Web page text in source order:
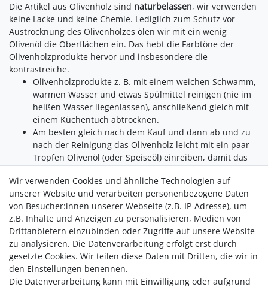
Die Artikel aus Olivenholz sind naturbelassen, wir verwenden
keine Lacke und keine Chemie. Lediglich zum Schutz vor
Austrocknung des Olivenholzes ölen wir mit ein wenig
Olivenöl die Oberflächen ein. Das hebt die Farbtöne der
Olivenholzprodukte hervor und insbesondere die
kontrastreiche.
Olivenholzprodukte z. B. mit einem weichen Schwamm,
warmen Wasser und etwas Spülmittel reinigen (nie im
heißen Wasser liegenlassen), anschließend gleich mit
einem Küchentuch abtrocknen.
Am besten gleich nach dem Kauf und dann ab und zu
nach der Reinigung das Olivenholz leicht mit ein paar
Tropfen Olivenöl (oder Speiseöl) einreiben, damit das
Olivenholz nicht austrocknet und seine schöne
Maserung behält.
Olivenholzprodukte bitte nie im Geschirrspüler
waschen, im Spülwasser liegen lassen oder dauerhaft
der Hitze aussetzen. Das Olivenholz könnte reißen und
sehr unansehnlich werden.
Wir verwenden Cookies und ähnliche Technologien auf
unserer Website und verarbeiten personenbezogene Daten
von Besucher:innen unserer Webseite (z.B. IP-Adresse), um
z.B. Inhalte und Anzeigen zu personalisieren, Medien von
Drittanbietern einzubinden oder Zugriffe auf unsere Website
zu analysieren. Die Datenverarbeitung erfolgt erst durch
gesetzte Cookies. Wir teilen diese Daten mit Dritten, die wir in
den Einstellungen benennen.
Die Datenverarbeitung kann mit Einwilligung oder aufgrund